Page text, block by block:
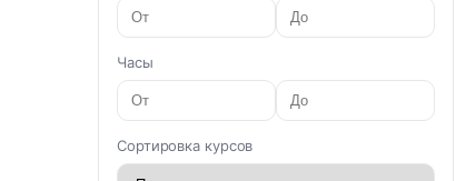
Часы
Сортировка курсов